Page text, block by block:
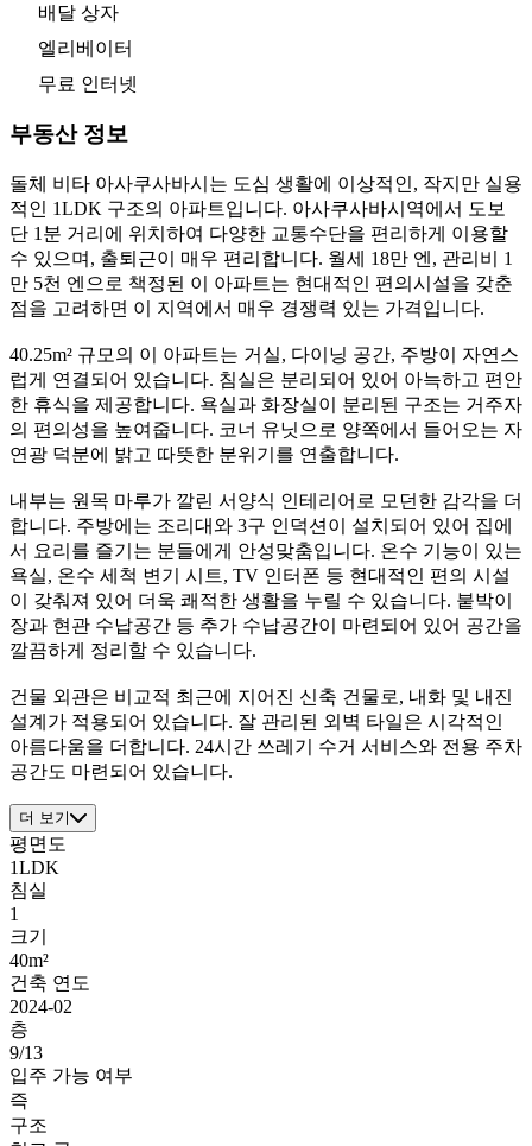
배달 상자
엘리베이터
무료 인터넷
부동산 정보
돌체 비타 아사쿠사바시는 도심 생활에 이상적인, 작지만 실용
적인 1LDK 구조의 아파트입니다. 아사쿠사바시역에서 도보
단 1분 거리에 위치하여 다양한 교통수단을 편리하게 이용할
수 있으며, 출퇴근이 매우 편리합니다. 월세 18만 엔, 관리비 1
만 5천 엔으로 책정된 이 아파트는 현대적인 편의시설을 갖춘
점을 고려하면 이 지역에서 매우 경쟁력 있는 가격입니다.
40.25m² 규모의 이 아파트는 거실, 다이닝 공간, 주방이 자연스
럽게 연결되어 있습니다. 침실은 분리되어 있어 아늑하고 편안
한 휴식을 제공합니다. 욕실과 화장실이 분리된 구조는 거주자
의 편의성을 높여줍니다. 코너 유닛으로 양쪽에서 들어오는 자
연광 덕분에 밝고 따뜻한 분위기를 연출합니다.
내부는 원목 마루가 깔린 서양식 인테리어로 모던한 감각을 더
합니다. 주방에는 조리대와 3구 인덕션이 설치되어 있어 집에
서 요리를 즐기는 분들에게 안성맞춤입니다. 온수 기능이 있는
욕실, 온수 세척 변기 시트, TV 인터폰 등 현대적인 편의 시설
이 갖춰져 있어 더욱 쾌적한 생활을 누릴 수 있습니다. 붙박이
장과 현관 수납공간 등 추가 수납공간이 마련되어 있어 공간을
깔끔하게 정리할 수 있습니다.
건물 외관은 비교적 최근에 지어진 신축 건물로, 내화 및 내진
설계가 적용되어 있습니다. 잘 관리된 외벽 타일은 시각적인
아름다움을 더합니다. 24시간 쓰레기 수거 서비스와 전용 주차
공간도 마련되어 있습니다.
더 보기
평면도
1LDK
침실
1
크기
40m²
건축 연도
2024-02
층
9/13
입주 가능 여부
즉
구조